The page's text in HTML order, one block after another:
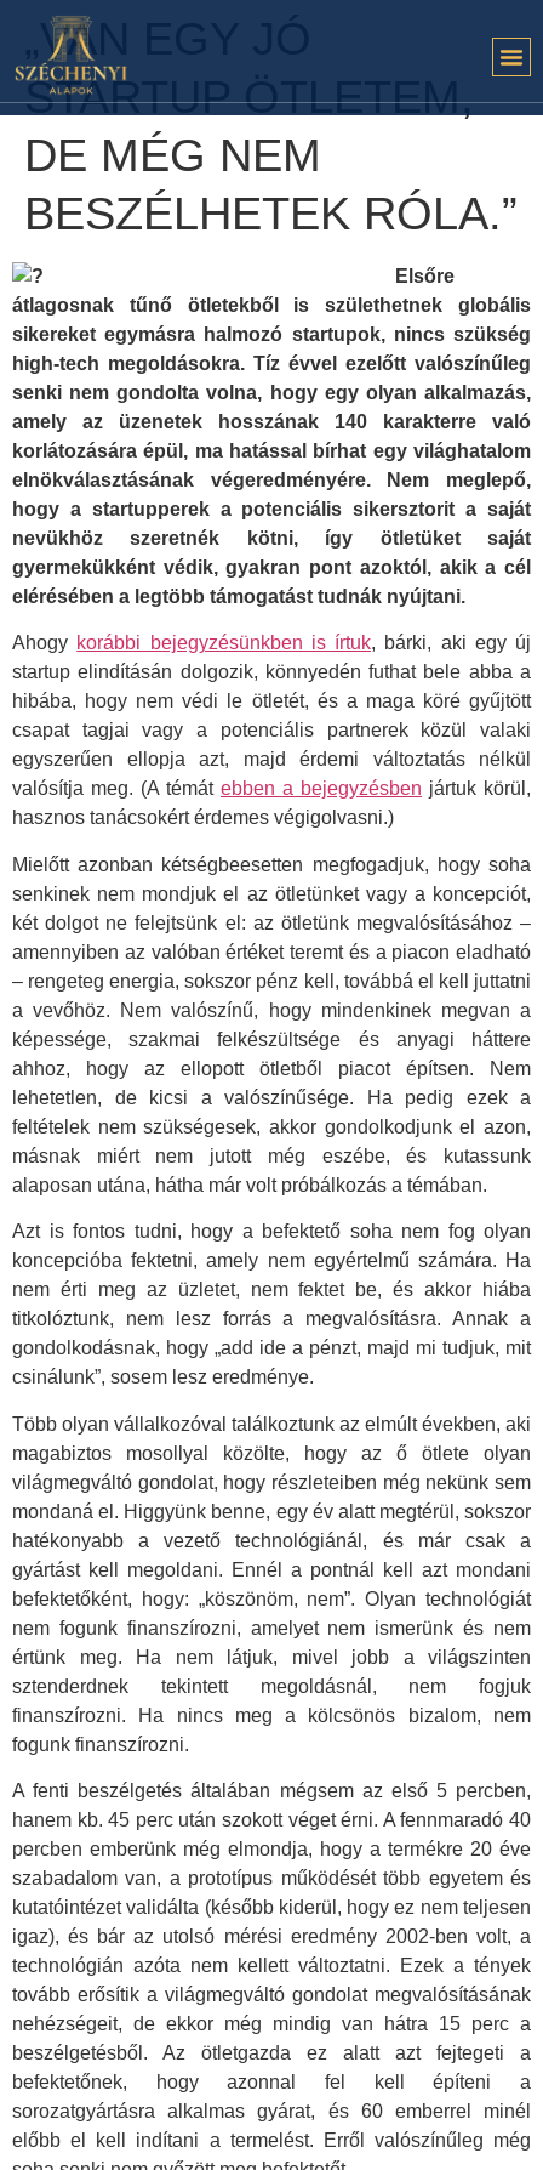
„VAN EGY JÓ
STARTUP ÖTLETEM,
DE MÉG NEM
BESZÉLHETEK RÓLA.”
Elsőre
átlagosnak tűnő ötletekből is születhetnek globális
sikereket egymásra halmozó startupok, nincs szükség
high-tech megoldásokra. Tíz évvel ezelőtt valószínűleg
senki nem gondolta volna, hogy egy olyan alkalmazás,
amely az üzenetek hosszának 140 karakterre való
korlátozására épül, ma hatással bírhat egy világhatalom
elnökválasztásának végeredményére. Nem meglepő,
hogy a startupperek a potenciális sikersztorit a saját
nevükhöz szeretnék kötni, így ötletüket saját
gyermekükként védik, gyakran pont azoktól, akik a cél
elérésében a legtöbb támogatást tudnák nyújtani.
Ahogy korábbi bejegyzésünkben is írtuk, bárki, aki egy új
startup elindításán dolgozik, könnyedén futhat bele abba a
hibába, hogy nem védi le ötletét, és a maga köré gyűjtött
csapat tagjai vagy a potenciális partnerek közül valaki
egyszerűen ellopja azt, majd érdemi változtatás nélkül
valósítja meg. (A témát ebben a bejegyzésben jártuk körül,
hasznos tanácsokért érdemes végigolvasni.)
Mielőtt azonban kétségbeesetten megfogadjuk, hogy soha
senkinek nem mondjuk el az ötletünket vagy a koncepciót,
két dolgot ne felejtsünk el: az ötletünk megvalósításához –
amennyiben az valóban értéket teremt és a piacon eladható
– rengeteg energia, sokszor pénz kell, továbbá el kell juttatni
a vevőhöz. Nem valószínű, hogy mindenkinek megvan a
képessége, szakmai felkészültsége és anyagi háttere
ahhoz, hogy az ellopott ötletből piacot építsen. Nem
lehetetlen, de kicsi a valószínűsége. Ha pedig ezek a
feltételek nem szükségesek, akkor gondolkodjunk el azon,
másnak miért nem jutott még eszébe, és kutassunk
alaposan utána, hátha már volt próbálkozás a témában.
Azt is fontos tudni, hogy a befektető soha nem fog olyan
koncepcióba fektetni, amely nem egyértelmű számára. Ha
nem érti meg az üzletet, nem fektet be, és akkor hiába
titkolóztunk, nem lesz forrás a megvalósításra. Annak a
gondolkodásnak, hogy „add ide a pénzt, majd mi tudjuk, mit
csinálunk”, sosem lesz eredménye.
Több olyan vállalkozóval találkoztunk az elmúlt években, aki
magabiztos mosollyal közölte, hogy az ő ötlete olyan
világmegváltó gondolat, hogy részleteiben még nekünk sem
mondaná el. Higgyünk benne, egy év alatt megtérül, sokszor
hatékonyabb a vezető technológiánál, és már csak a
gyártást kell megoldani. Ennél a pontnál kell azt mondani
befektetőként, hogy: „köszönöm, nem”. Olyan technológiát
nem fogunk finanszírozni, amelyet nem ismerünk és nem
értünk meg. Ha nem látjuk, mivel jobb a világszinten
sztenderdnek tekintett megoldásnál, nem fogjuk
finanszírozni. Ha nincs meg a kölcsönös bizalom, nem
fogunk finanszírozni.
A fenti beszélgetés általában mégsem az első 5 percben,
hanem kb. 45 perc után szokott véget érni. A fennmaradó 40
percben emberünk még elmondja, hogy a termékre 20 éve
szabadalom van, a prototípus működését több egyetem és
kutatóintézet validálta (később kiderül, hogy ez nem teljesen
igaz), és bár az utolsó mérési eredmény 2002-ben volt, a
technológián azóta nem kellett változtatni. Ezek a tények
tovább erősítik a világmegváltó gondolat megvalósításának
nehézségeit, de ekkor még mindig van hátra 15 perc a
beszélgetésből. Az ötletgazda ez alatt azt fejtegeti a
befektetőnek, hogy azonnal fel kell építeni a
sorozatgyártásra alkalmas gyárat, és 60 emberrel minél
előbb el kell indítani a termelést. Erről valószínűleg még